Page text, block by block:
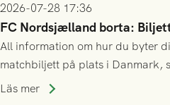
2026-07-28 17:36
FC Nordsjælland borta:
All information om hur du byter
matchbiljett på plats i Danmark,
som står på reservlista eller fått
Läs mer